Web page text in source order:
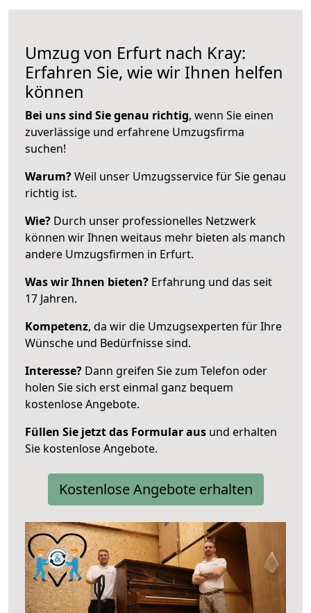
Umzug von Erfurt nach Kray:
Erfahren Sie, wie wir Ihnen helfen
können
Bei uns sind Sie genau richtig, wenn Sie einen
zuverlässige und erfahrene Umzugsfirma
suchen!
Warum?Weil unser Umzugsservice für Sie genau
richtig ist.
Wie? Durch unser professionelles Netzwerk
können wir Ihnen weitaus mehr bieten als manch
andere Umzugsfirmen in Erfurt.
Was wir Ihnen bieten? Erfahrung und das seit
17 Jahren.
Kompetenz, da wir die Umzugsexperten für Ihre
Wünsche und Bedürfnisse sind.
Interesse? Dann greifen Sie zum Telefon oder
holen Sie sich erst einmal ganz bequem
kostenlose Angebote.
Füllen Sie jetzt das Formular aus und erhalten
Sie kostenlose Angebote.
Kostenlose Angebote erhalten